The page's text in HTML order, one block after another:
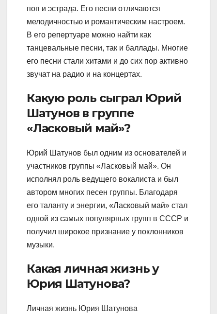
поп и эстрада. Его песни отличаются
мелодичностью и романтическим настроем.
В его репертуаре можно найти как
танцевальные песни, так и баллады. Многие
его песни стали хитами и до сих пор активно
звучат на радио и на концертах.
Какую роль сыграл Юрий
Шатунов в группе
«Ласковый май»?
Юрий Шатунов был одним из основателей и
участников группы «Ласковый май». Он
исполнял роль ведущего вокалиста и был
автором многих песен группы. Благодаря
его таланту и энергии, «Ласковый май» стал
одной из самых популярных групп в СССР и
получил широкое признание у поклонников
музыки.
Какая личная жизнь у
Юрия Шатунова?
Личная жизнь Юрия Шатунова